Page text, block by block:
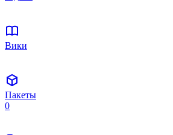
Вики
Пакеты
0